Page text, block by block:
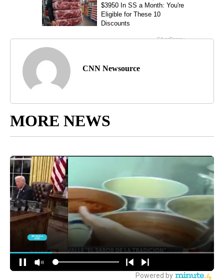
CNN Newsource
MORE NEWS